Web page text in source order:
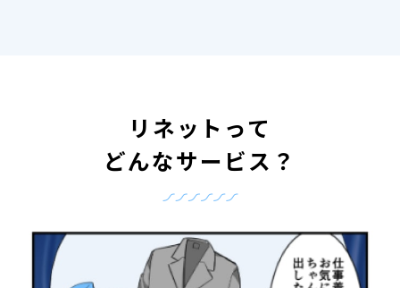
リネットって
どんなサービス？